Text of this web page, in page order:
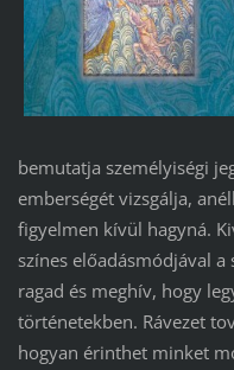
bemutatja személyiségi
emberségét vizsgálja,
figyelmen kívül hagyná.
színes előadásmódjával
ragad és meghív, hogy
történetekben. Rávezet
hogyan érinthet minket